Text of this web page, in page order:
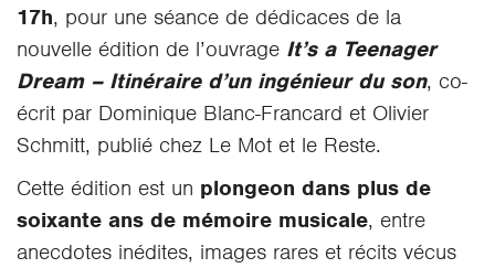
17h, pour une séance de dédicaces de la
nouvelle édition de l’ouvrage It’s a Teenager
Dream – Itinéraire d’un ingénieur du son, co-
écrit par Dominique Blanc-Francard et Olivier
Schmitt, publié chez Le Mot et le Reste.
Cette édition est un plongeon dans plus de
soixante ans de mémoire musicale, entre
anecdotes inédites, images rares et récits vécus